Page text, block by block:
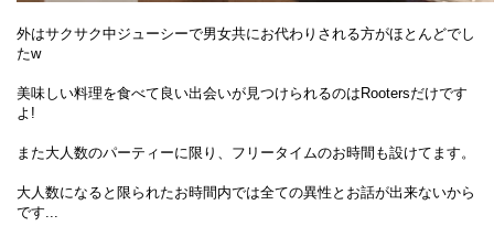
外はサクサク中ジューシーで男女共にお代わりされる方がほとんどでし
たw
美味しい料理を食べて良い出会いが見つけられるのはRootersだけです
よ!
また大人数のパーティーに限り、フリータイムのお時間も設けてます。
大人数になると限られたお時間内では全ての異性とお話が出来ないから
です...